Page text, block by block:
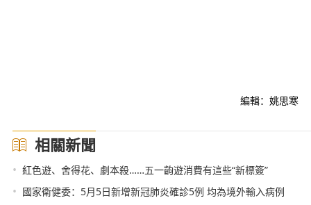
編輯：姚思寒
相關新聞
• 紅色遊、舍得花、劇本殺……五一齣遊消費有這些“新標簽”
• 國家衛健委：5月5日新增新冠肺炎確診5例 均為境外輸入病例